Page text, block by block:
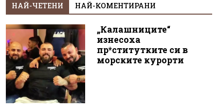
НАЙ-ЧЕТЕНИ НАЙ-КОМЕНТИРАНИ
„Калашниците“
изнесоха
пр*ститутките си в
морските курорти